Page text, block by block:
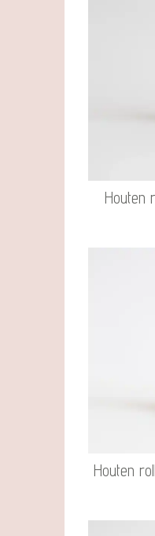
Houten
Houten